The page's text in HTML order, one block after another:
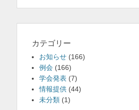
カテゴリー
お知らせ (166)
例会 (166)
学会発表 (7)
情報提供 (44)
未分類 (1)